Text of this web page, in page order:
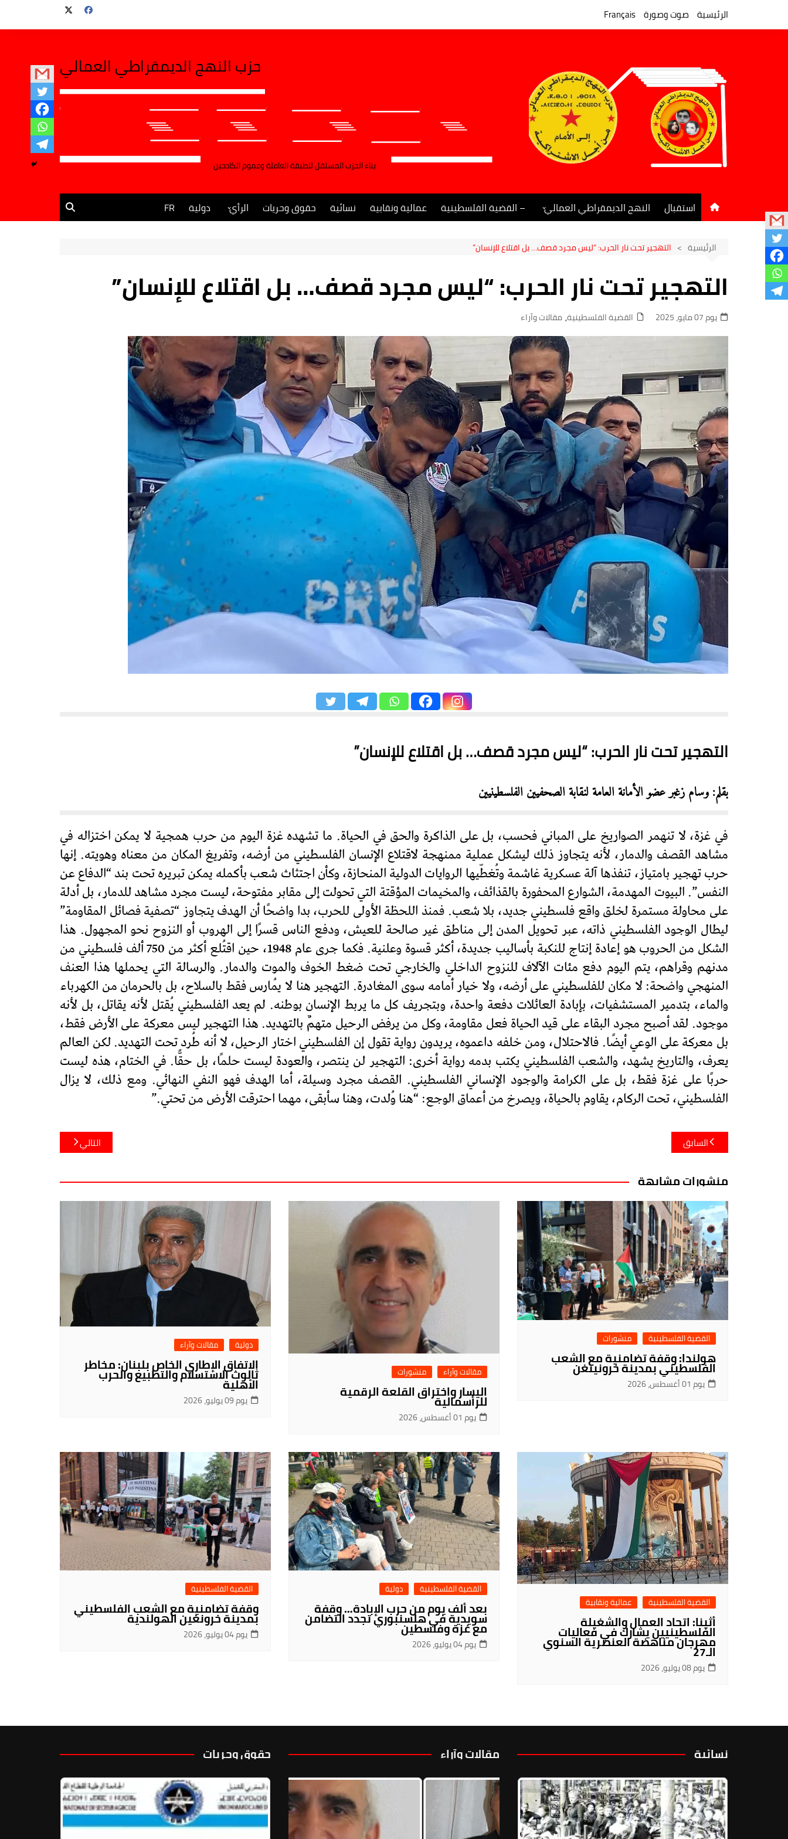
الرئيسية صوت وصورة Français
حزب النهج الديمقراطي العمالي
بناء الحزب المستقل للطبقة العاملة وعموم الكادحين
استقبال النهج الديمقراطي العمالي
جريدة النهج الديمقراطي
– القضية الفلسطينية عمالية ونقابية نسائية حقوق وحريات الرأي دولية FR
الرئيسية التهجير تحت نار الحرب: “ليس مجرد قصف… بل اقتلاع للإنسان”
التهجير تحت نار الحرب: “ليس مجرد قصف… بل اقتلاع للإنسان”
يوم 07 مايو، 2025 القضية الفلسطينية,مقالات وآراء
التهجير تحت نار الحرب: “ليس مجرد قصف… بل اقتلاع للإنسان”
بقلم: وسام زغبر عضو الأمانة العامة لنقابة الصحفيين الفلسطينيين
في غزة، لا تنهمر الصواريخ على المباني فحسب، بل على الذاكرة والحق في الحياة. ما تشهده غزة اليوم من حرب همجية لا يمكن اختزاله في
مشاهد القصف والدمار، لأنه يتجاوز ذلك ليشكل عملية ممنهجة لاقتلاع الإنسان الفلسطيني من أرضه، وتفريغ المكان من معناه وهويته. إنها
حرب تهجير بامتياز، تنفذها آلة عسكرية غاشمة وتُغطّيها الروايات الدولية المنحازة، وكأن اجتثاث شعب بأكمله يمكن تبريره تحت بند “الدفاع عن
النفس”. البيوت المهدمة، الشوارع المحفورة بالقذائف، والمخيمات المؤقتة التي تحولت إلى مقابر مفتوحة، ليست مجرد مشاهد للدمار، بل أدلة
على محاولة مستمرة لخلق واقع فلسطيني جديد، بلا شعب. فمنذ اللحظة الأولى للحرب، بدا واضحًا أن الهدف يتجاوز “تصفية فصائل المقاومة”
ليطال الوجود الفلسطيني ذاته، عبر تحويل المدن إلى مناطق غير صالحة للعيش، ودفع الناس قسرًا إلى الهروب أو النزوح نحو المجهول. هذا
الشكل من الحروب هو إعادة إنتاج للنكبة بأساليب جديدة، أكثر قسوة وعلنية. فكما جرى عام 1948، حين اقتُلع أكثر من 750 ألف فلسطيني من
مدنهم وقراهم، يتم اليوم دفع مئات الآلاف للنزوح الداخلي والخارجي تحت ضغط الخوف والموت والدمار. والرسالة التي يحملها هذا العنف
المنهجي واضحة: لا مكان للفلسطيني على أرضه، ولا خيار أمامه سوى المغادرة. التهجير هنا لا يُمارس فقط بالسلاح، بل بالحرمان من الكهرباء
والماء، بتدمير المستشفيات، بإبادة العائلات دفعة واحدة، وبتجريف كل ما يربط الإنسان بوطنه. لم يعد الفلسطيني يُقتل لأنه يقاتل، بل لأنه
موجود. لقد أصبح مجرد البقاء على قيد الحياة فعل مقاومة، وكل من يرفض الرحيل متهمٌ بالتهديد. هذا التهجير ليس معركة على الأرض فقط،
بل معركة على الوعي أيضًا. فالاحتلال، ومن خلفه داعموه، يريدون رواية تقول إن الفلسطيني اختار الرحيل، لا أنه طُرد تحت التهديد. لكن العالم
يعرف، والتاريخ يشهد، والشعب الفلسطيني يكتب بدمه رواية أخرى: التهجير لن ينتصر، والعودة ليست حلمًا، بل حقًّا. في الختام، هذه ليست
حربًا على غزة فقط، بل على الكرامة والوجود الإنساني الفلسطيني. القصف مجرد وسيلة، أما الهدف فهو النفي النهائي. ومع ذلك، لا يزال
الفلسطيني، تحت الركام، يقاوم بالحياة، ويصرخ من أعماق الوجع: “هنا وُلدت، وهنا سأبقى، مهما احترقت الأرض من تحتي.”
تصفّح
المقالات
السابق التالي
منشورات مشابهة
القضية الفلسطينية منشورات
هولندا: وقفة تضامنية مع الشعب
الفلسطيني بمدينة خرونينغن
يوم 01 أغسطس، 2026
مقالات وآراء منشورات
اليسار واختراق القلعة الرقمية
للرأسمالية
يوم 01 أغسطس، 2026
دولية مقالات وآراء
الاتفاق الإطاري الخاص بلبنان: مخاطر
ثالوث الاستسلام والتطبيع والحرب
الأهلية
يوم 09 يوليو، 2026
القضية الفلسطينية عمالية ونقابية
أثينا: اتحاد العمال والشغيلة
الفلسطينيين يشارك في فعاليات
مهرجان مناهضة العنصرية السنوي
الـ27
يوم 08 يوليو، 2026
القضية الفلسطينية دولية
بعد ألف يوم من حرب الإبادة… وقفة
سويدية في هلسنبوري تجدد التضامن
مع غزة وفلسطين
يوم 04 يوليو، 2026
القضية الفلسطينية
وقفة تضامنية مع الشعب الفلسطيني
بمدينة خرونغين الهولندية
يوم 04 يوليو، 2026
نسائية مقالات وآراء حقوق وحريات